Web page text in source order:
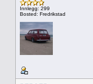
Innlegg: 299
Bosted: Fredrikstad